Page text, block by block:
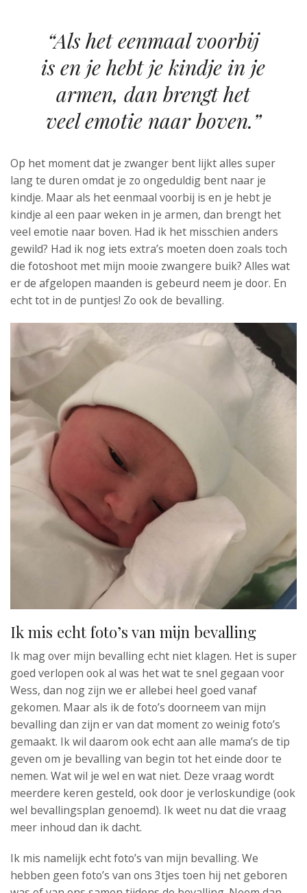
“Als het eenmaal voorbij
is en je hebt je kindje in je
armen, dan brengt het
veel emotie naar boven.”
Op het moment dat je zwanger bent lijkt alles super
lang te duren omdat je zo ongeduldig bent naar je
kindje. Maar als het eenmaal voorbij is en je hebt je
kindje al een paar weken in je armen, dan brengt het
veel emotie naar boven. Had ik het misschien anders
gewild? Had ik nog iets extra’s moeten doen zoals toch
die fotoshoot met mijn mooie zwangere buik? Alles wat
er de afgelopen maanden is gebeurd neem je door. En
echt tot in de puntjes! Zo ook de bevalling.
Ik mis echt foto’s van mijn bevalling
Ik mag over mijn bevalling echt niet klagen. Het is super
goed verlopen ook al was het wat te snel gegaan voor
Wess, dan nog zijn we er allebei heel goed vanaf
gekomen. Maar als ik de foto’s doorneem van mijn
bevalling dan zijn er van dat moment zo weinig foto’s
gemaakt. Ik wil daarom ook echt aan alle mama’s de tip
geven om je bevalling van begin tot het einde door te
nemen. Wat wil je wel en wat niet. Deze vraag wordt
meerdere keren gesteld, ook door je verloskundige (ook
wel bevallingsplan genoemd). Ik weet nu dat die vraag
meer inhoud dan ik dacht.
Ik mis namelijk echt foto’s van mijn bevalling. We
hebben geen foto’s van ons 3tjes toen hij net geboren